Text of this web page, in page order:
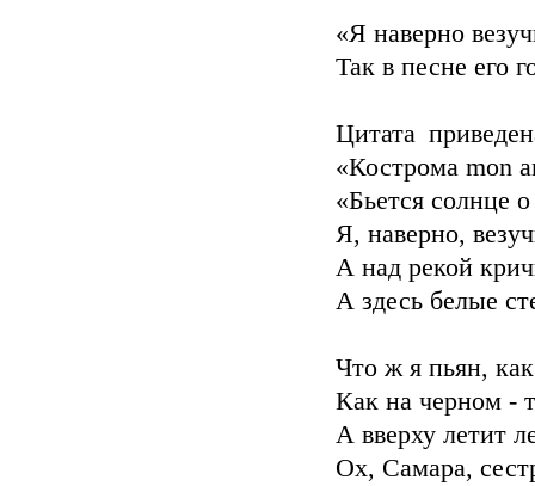
«Я наверно
Так в песне его
Цитата
«Кострома mon
«Бьется солнце
Я, наверно,
А над рекой
А здесь белые
Что ж я пьян,
Как на черном -
А вверху летит
Ох, Самара,